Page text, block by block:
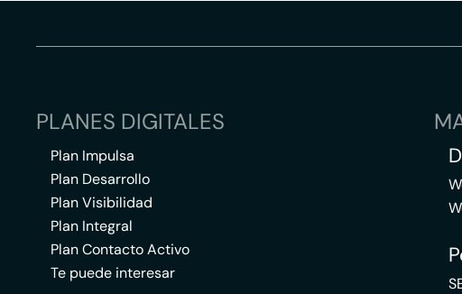
PLANES DIGITALES
Plan Impulsa
Plan Desarrollo
Plan Visibilidad
Plan Integral
Plan Contacto Activo
Te puede interesar